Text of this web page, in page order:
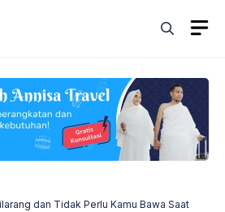
dan Tidak Perlu Kamu Bawa Saat